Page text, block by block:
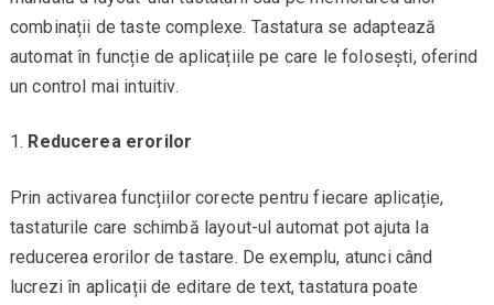
combinații de taste complexe. Tastatura se adaptează
automat în funcție de aplicațiile pe care le folosești, oferind
un control mai intuitiv.
Reducerea erorilor
Prin activarea funcțiilor corecte pentru fiecare aplicație,
tastaturile care schimbă layout-ul automat pot ajuta la
reducerea erorilor de tastare. De exemplu, atunci când
lucrezi în aplicații de editare de text, tastatura poate